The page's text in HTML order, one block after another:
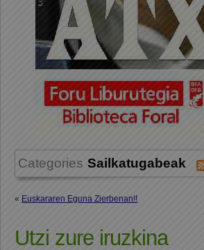
Categories Sailkatugabeak
« Euskararen Eguna Zierbenan!!
Utzi zure iruzkina